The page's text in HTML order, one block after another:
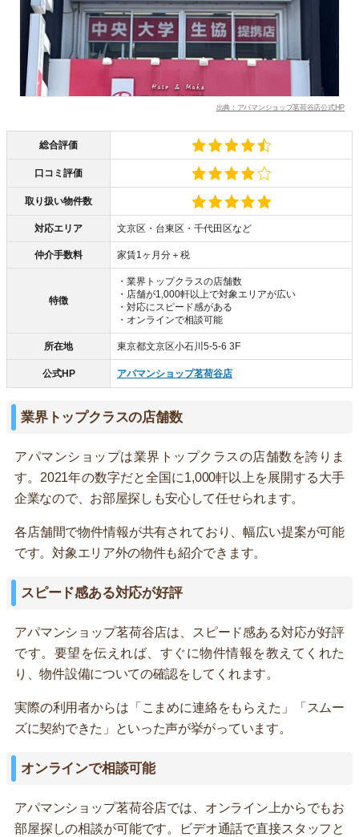
出典：アパマンショップ茗荷谷店公式HP
総合評価
口コミ評価
取り扱い物件数
対応エリア 文京区・台東区・千代田区など
仲介手数料 家賃1ヶ月分＋税
特徴
・業界トップクラスの店舗数
・店舗が1,000軒以上で対象エリアが広い
・対応にスピード感がある
・オンラインで相談可能
所在地 東京都文京区小石川5-5-6 3F
公式HP アパマンショップ茗荷谷店
業界トップクラスの店舗数
アパマンショップは業界トップクラスの店舗数を誇りま
す。2021年の数字だと全国に1,000軒以上を展開する大手
企業なので、お部屋探しも安心して任せられます。
各店舗間で物件情報が共有されており、幅広い提案が可能
です。対象エリア外の物件も紹介できます。
スピード感ある対応が好評
アパマンショップ茗荷谷店は、スピード感ある対応が好評
です。要望を伝えれば、すぐに物件情報を教えてくれた
り、物件設備についての確認をしてくれます。
実際の利用者からは「こまめに連絡をもらえた」「スムー
ズに契約できた」といった声が挙がっています。
オンラインで相談可能
アパマンショップ茗荷谷店では、オンライン上からでもお
部屋探しの相談が可能です。ビデオ通話で直接スタッフと